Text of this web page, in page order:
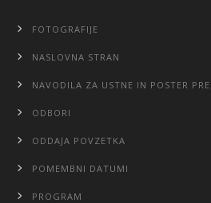
FOTOGRAFIJE
NASLOVNA STRAN
NAVODILA ZA USTNE IN POSTER
ODBORI
ODDAJA POVZETKA
POMEMBNI DATUMI
PROGRAM